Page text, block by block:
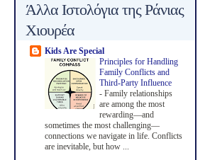
Άλλα Ιστολόγια της Ράνιας
Χιουρέα
Kids Are Special
Principles for Handling
Family Conflicts and
Third-Party Influence
- Family relationships
are among the most
rewarding—and
sometimes the most challenging—
connections we navigate in life. Conflicts
are inevitable, but how ...